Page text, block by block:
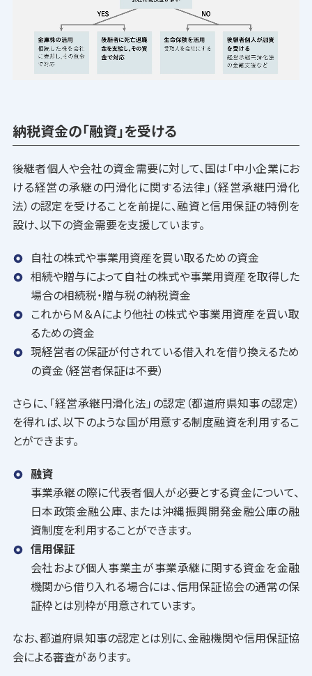
納税資金の「融資」を受ける
後継者個人や会社の資金需要に対して、国は「中小企業にお
ける経営の承継の円滑化に関する法律」（経営承継円滑化
法）の認定を受けることを前提に、融資と信用保証の特例を
設け、以下の資金需要を支援しています。
自社の株式や事業用資産を買い取るための資金
相続や贈与によって自社の株式や事業用資産を取得した
場合の相続税・贈与税の納税資金
これからＭ＆Ａにより他社の株式や事業用資産を買い取
るための資金
現経営者の保証が付されている借入れを借り換えるため
の資金（経営者保証は不要）
さらに、「経営承継円滑化法」の認定（都道府県知事の認定）
を得れば、以下のような国が用意する制度融資を利用するこ
とができます。
融資
事業承継の際に代表者個人が必要とする資金について、
日本政策金融公庫、または沖縄振興開発金融公庫の融
資制度を利用することができます。
信用保証
会社および個人事業主が事業承継に関する資金を金融
機関から借り入れる場合には、信用保証協会の通常の保
証枠とは別枠が用意されています。
なお、都道府県知事の認定とは別に、金融機関や信用保証協
会による審査があります。